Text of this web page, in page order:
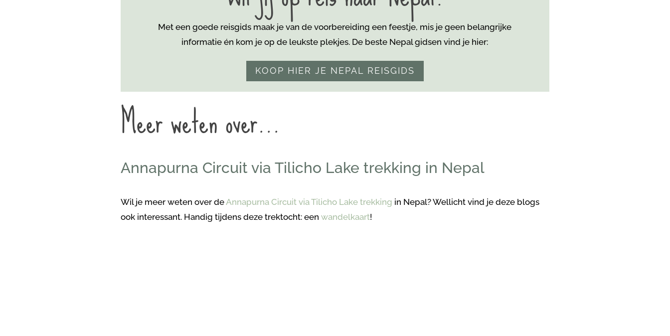
Met een goede reisgids maak je van de voorbereiding een feestje, mis je geen belangrijke
informatie én kom jeop de leukste plekjes. De beste Nepal gidsen vind je hier:
KOOP HIER JE NEPAL REISGIDS
Meer weten over…
Annapurna Circuit via Tilicho Lake trekking in Nepal
Wil je meer weten over de Annapurna Circuit via Tilicho Lake trekking in Nepal? Wellicht vind je deze blogs
ook interessant. Handig tijdens deze trektocht: een wandelkaart!